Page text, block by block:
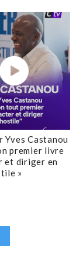
Yves Castanou
premier livre
et diriger en
»